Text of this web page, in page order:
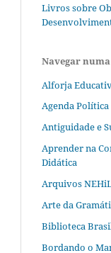
Livros sobre
Navegar
Alforja
Agenda
Antiguidade e
Aprender na
Didática
Arquivos
Arte da
Biblioteca
Bordando o